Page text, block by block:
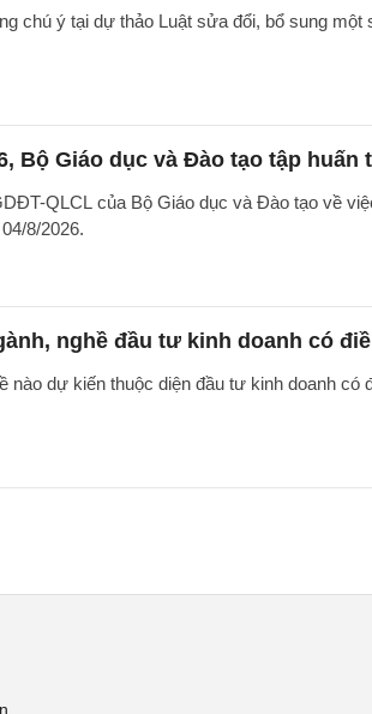
chú ý tại dự thảo Luật sửa đổi, bổ sung
Bộ Giáo dục và Đào tạo tập
QLCL của Bộ Giáo dục và Đào tạo về
8/2026.
nghề đầu tư kinh doanh có
nào dự kiến thuộc diện đầu tư kinh doanh